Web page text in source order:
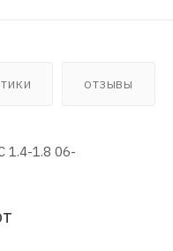
ОТЗЫВЫ
1.4-1.8 06-